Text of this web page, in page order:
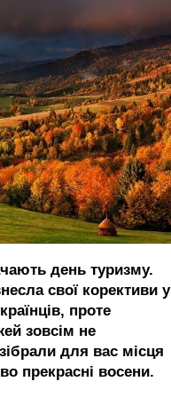
день туризму.
свої корективи у
проте
зовсім не
для вас місця
прекрасні восени.